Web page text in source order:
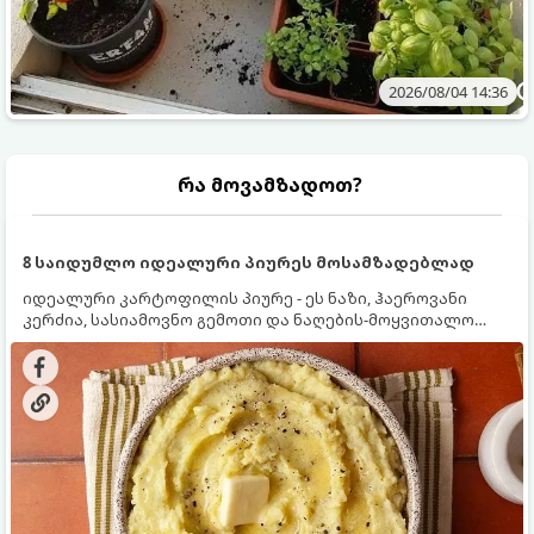
2026/08/04 14:36
რა მოვამზადოთ?
8 საიდუმლო იდეალური პიურეს მოსამზადებლად
იდეალური კარტოფილის პიურე - ეს ნაზი, ჰაეროვანი
კერძია, სასიამოვნო გემოთი და ნაღების-მოყვითალო
ფერით. მისი მომზადება ძალიან მარტივია, მაგრამ
არსებობს რამდენიმე საიდუმლო, რომლებიც უნდა
იცოდეთ, რომ პიურე იდეალურად გემრიელი გამოვიდეს.